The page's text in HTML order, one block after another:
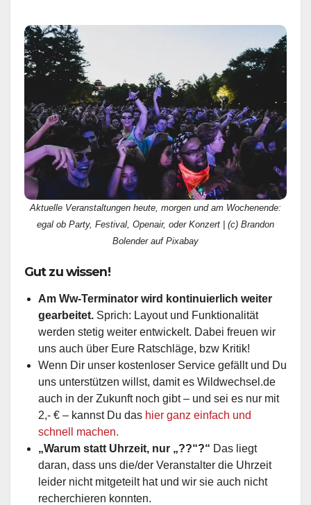
Aktuelle Veranstaltungen heute, morgen und am Wochenende:
egal ob Party, Festival, Openair, oder Konzert | (c) Brandon
Bolender auf Pixabay
Gut zu wissen!
Am Ww-Terminator wird kontinuierlich weiter
gearbeitet. Sprich: Layout und Funktionalität
werden stetig weiter entwickelt. Dabei freuen wir
uns auch über Eure Ratschläge, bzw Kritik!
Wenn Dir unser kostenloser Service gefällt und Du
uns unterstützen willst, damit es Wildwechsel.de
auch in der Zukunft noch gibt – und sei es nur mit
2,- € – kannst Du das hier ganz einfach und
schnell machen.
„Warum statt Uhrzeit, nur „??“?“ Das liegt
daran, dass uns die/der Veranstalter die Uhrzeit
leider nicht mitgeteilt hat und wir sie auch nicht
recherchieren konnten.